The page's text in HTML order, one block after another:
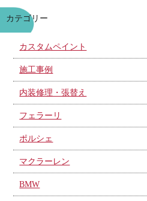
カテゴリー
カスタムペイント
施工事例
内装修理・張替え
フェラーリ
ポルシェ
マクラーレン
BMW